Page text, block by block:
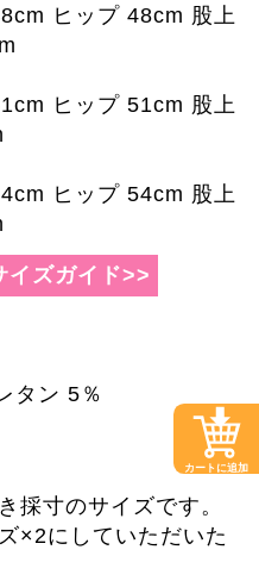
ヒップ 48cm 股上
ヒップ 51cm 股上
ヒップ 54cm 股上
イズガイド>>
タン 5％
採寸のサイズです。
×2にしていただいた
カートに追加